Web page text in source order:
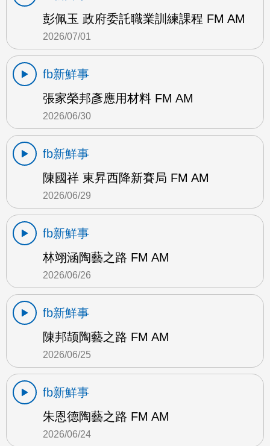
彭佩玉 政府委託職業訓練課程 FM AM
2026/07/01
fb新鮮事
張家榮邦彥應用材料 FM AM
2026/06/30
fb新鮮事
陳國祥 東昇西降新賽局 FM AM
2026/06/29
fb新鮮事
林翊涵陶藝之路 FM AM
2026/06/26
fb新鮮事
陳邦颉陶藝之路 FM AM
2026/06/25
fb新鮮事
朱恩德陶藝之路 FM AM
2026/06/24